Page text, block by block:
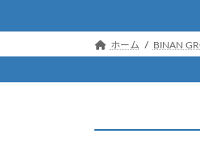
ホーム BINAN